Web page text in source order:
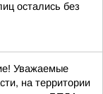
остались без
Уважаемые
на территории